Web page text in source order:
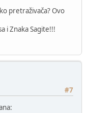
pretraživača? Ovo
i Znaka Sagite!!!
#7